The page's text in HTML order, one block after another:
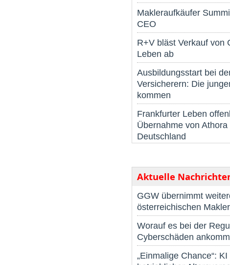
Makleraufkäufer
CEO
R+V bläst Verkauf von
Leben ab
Ausbildungsstart bei
Versicherern: Die
kommen
Frankfurter Leben
Übernahme von Athora
Deutschland
Aktuelle
GGW übernimmt
österreichischen Makler
Worauf es bei der
Cyberschäden
„Einmalige Chance“: KI